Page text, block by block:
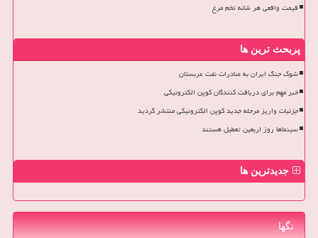
قیمت واقعی هر شانه تخم مرغ
پربحث ترین ها
شوک جنگ ایران به صادرات نفت عربستان
خبر مهم برای دریافت کنندگان کوپن الکترونیکی
جزئیات واریز مرحله جدید کوپن الکترونیکی منتشر گردید
سینماها روز اربعین تعطیل هستند
جدیدترین ها
تگها